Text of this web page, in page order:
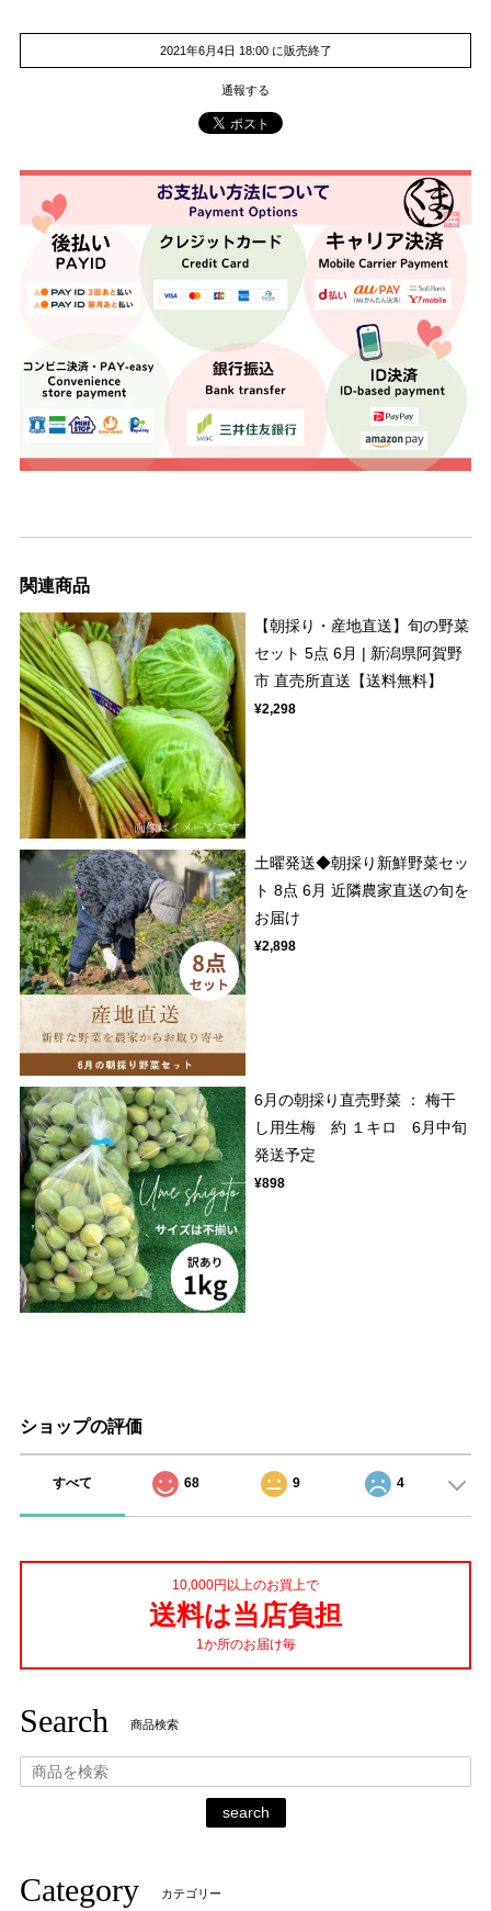
2021年6月4日 18:00 に販売終了
通報する
関連商品
【朝採り・産地直送】旬の野菜
セット 5点 6月 | 新潟県阿賀野
市 直売所直送【送料無料】
¥2,298
土曜発送◆朝採り新鮮野菜セッ
ト 8点 6月 近隣農家直送の旬を
お届け
¥2,898
6月の朝採り直売野菜 ： 梅干
し用生梅 約 １キロ 6月中旬
発送予定
¥898
ショップの評価
すべて 68 9 4
10,000円以上のお買上で
送料は当店負担
1か所のお届け毎
Search 商品検索
search
Category カテゴリー